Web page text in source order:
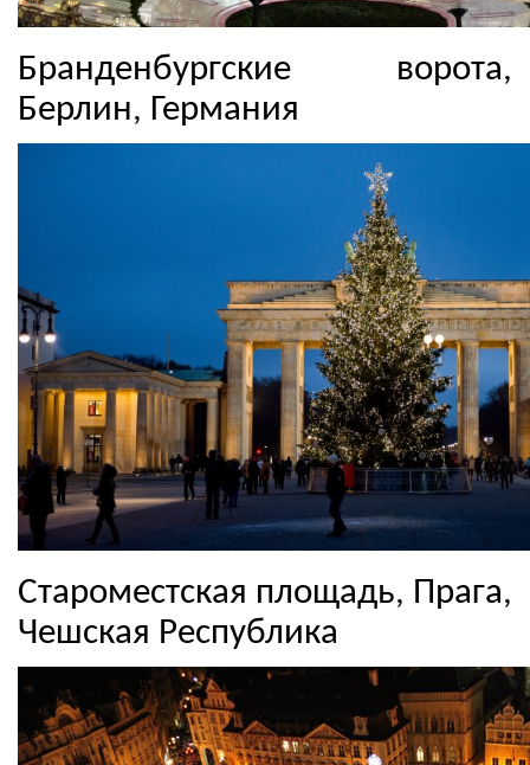
Бранденбургские ворота,
Берлин, Германия
Староместская площадь, Прага,
Чешская Республика